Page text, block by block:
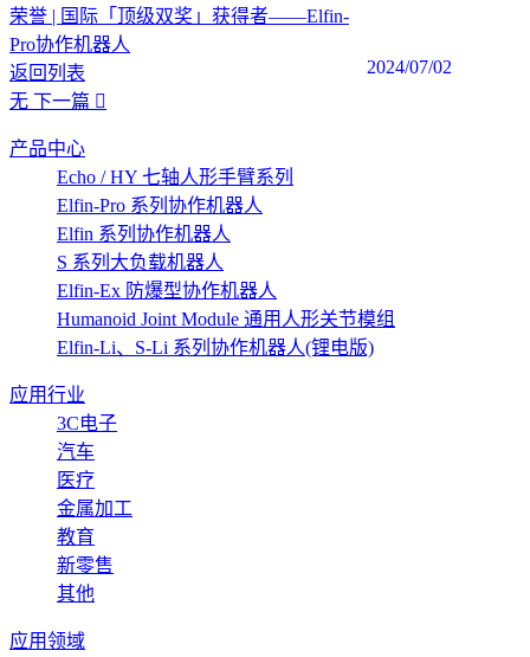
荣誉 | 国际「顶级双奖」获得者——Elfin-
Pro协作机器人
2024/07/02
返回列表
无 下一篇
产品中心
Echo / HY 七轴人形手臂系列
Elfin-Pro 系列协作机器人
Elfin 系列协作机器人
S 系列大负载机器人
Elfin-Ex 防爆型协作机器人
Humanoid Joint Module 通用人形关节模组
Elfin-Li、S-Li 系列协作机器人(锂电版)
应用行业
3C电子
汽车
医疗
金属加工
教育
新零售
其他
应用领域